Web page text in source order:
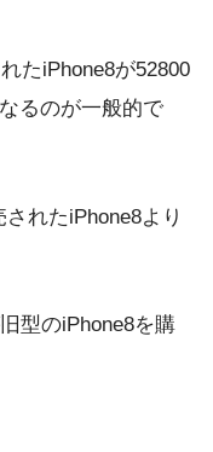
たiPhone8が52800
るのが一般的で
れたiPhone8より
型のiPhone8を購